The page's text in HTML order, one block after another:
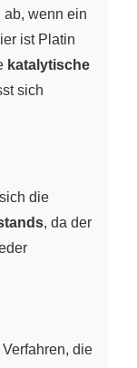
ab, wenn ein
ist Platin
\ce{Pt}
katalytische
sich
die
, da der
die